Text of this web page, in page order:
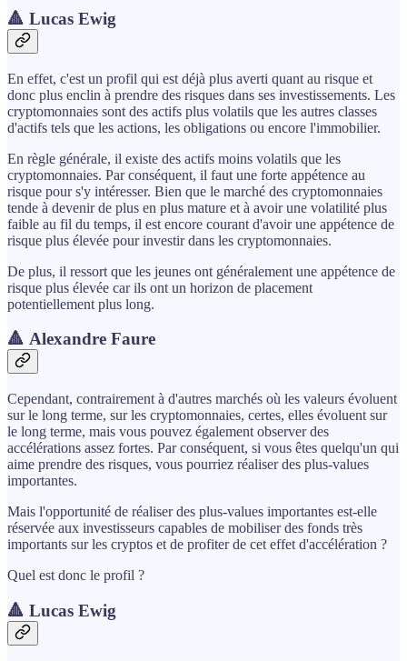
🔺 Lucas Ewig
En effet, c'est un profil qui est déjà plus averti quant au risque et
donc plus enclin à prendre des risques dans ses investissements. Les
cryptomonnaies sont des actifs plus volatils que les autres classes
d'actifs tels que les actions, les obligations ou encore l'immobilier.
En règle générale, il existe des actifs moins volatils que les
cryptomonnaies. Par conséquent, il faut une forte appétence au
risque pour s'y intéresser. Bien que le marché des cryptomonnaies
tende à devenir de plus en plus mature et à avoir une volatilité plus
faible au fil du temps, il est encore courant d'avoir une appétence de
risque plus élevée pour investir dans les cryptomonnaies.
De plus, il ressort que les jeunes ont généralement une appétence de
risque plus élevée car ils ont un horizon de placement
potentiellement plus long.
🔺 Alexandre Faure
Cependant, contrairement à d'autres marchés où les valeurs évoluent
sur le long terme, sur les cryptomonnaies, certes, elles évoluent sur
le long terme, mais vous pouvez également observer des
accélérations assez fortes. Par conséquent, si vous êtes quelqu'un qui
aime prendre des risques, vous pourriez réaliser des plus-values
importantes.
Mais l'opportunité de réaliser des plus-values importantes est-elle
réservée aux investisseurs capables de mobiliser des fonds très
importants sur les cryptos et de profiter de cet effet d'accélération ?
Quel est donc le profil ?
🔺 Lucas Ewig